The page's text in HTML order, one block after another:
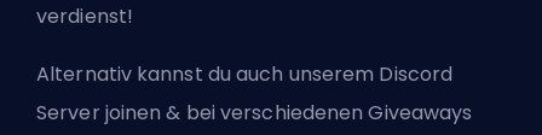
verdienst!
Alternativ kannst du auch unserem Discord
Server joinen & bei verschiedenen Giveaways